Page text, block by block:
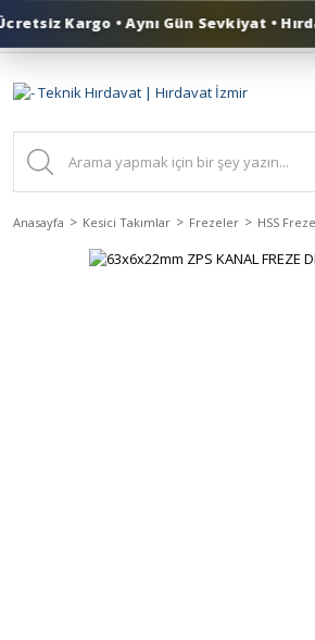
Anasayfa Kesici Takımlar Frezeler HSS
Kargo • Aynı Gün Sevkiyat •